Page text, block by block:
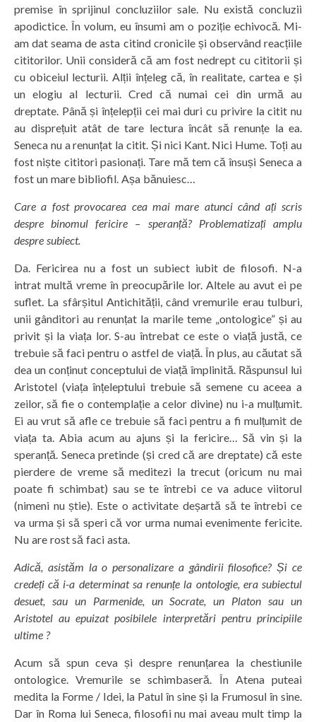
premise în sprijinul concluziilor sale. Nu există concluzii
apodictice. În volum, eu însumi am o poziție echivocă. Mi-
am dat seama de asta citind cronicile și observând reacțiile
cititorilor. Unii consideră că am fost nedrept cu cititorii și
cu obiceiul lecturii. Alții înțeleg că, în realitate, cartea e și
un elogiu al lecturii. Cred că numai cei din urmă au
dreptate. Până și înțelepții cei mai duri cu privire la citit nu
au disprețuit atât de tare lectura încât să renunțe la ea.
Seneca nu a renunțat la citit. Și nici Kant. Nici Hume. Toți au
fost niște cititori pasionați. Tare mă tem că însuși Seneca a
fost un mare bibliofil. Așa bănuiesc…
Care a fost provocarea cea mai mare atunci când ați scris
despre binomul fericire – speranță? Problematizați amplu
despre subiect.
Da. Fericirea nu a fost un subiect iubit de filosofi. N-a
intrat multă vreme în preocupările lor. Altele au avut ei pe
suflet. La sfârșitul Antichității, când vremurile erau tulburi,
unii gânditori au renunțat la marile teme „ontologice” și au
privit și la viața lor. S-au întrebat ce este o viață justă, ce
trebuie să faci pentru o astfel de viață. În plus, au căutat să
dea un conținut conceptului de viață împlinită. Răspunsul lui
Aristotel (viața înțeleptului trebuie să semene cu aceea a
zeilor, să fie o contemplație a celor divine) nu i-a mulțumit.
Ei au vrut să afle ce trebuie să faci pentru a fi mulțumit de
viața ta. Abia acum au ajuns și la fericire… Să vin și la
speranță. Seneca pretinde (și cred că are dreptate) că este
pierdere de vreme să meditezi la trecut (oricum nu mai
poate fi schimbat) sau se te întrebi ce va aduce viitorul
(nimeni nu știe). Este o activitate deșartă să te întrebi ce
va urma și să speri că vor urma numai evenimente fericite.
Nu are rost să faci asta.
Adică, asistăm la o personalizare a gândirii filosofice? Și ce
credeți că i-a determinat sa renunțe la ontologie, era subiectul
desuet, sau un Parmenide, un Socrate, un Platon sau un
Aristotel au epuizat posibilele interpretări pentru principiile
ultime ?
Acum să spun ceva și despre renunțarea la chestiunile
ontologice. Vremurile se schimbaseră. În Atena puteai
medita la Forme / Idei, la Patul în sine și la Frumosul în sine.
Dar în Roma lui Seneca, filosofii nu mai aveau mult timp la